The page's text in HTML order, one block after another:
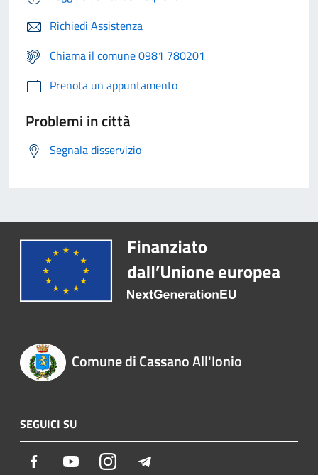
Richiedi Assistenza
Chiama il comune 0981 780201
Prenota un appuntamento
Problemi in città
Segnala disservizio
Comune di Cassano All'Ionio
SEGUICI SU
Facebook YoutubeInstagram